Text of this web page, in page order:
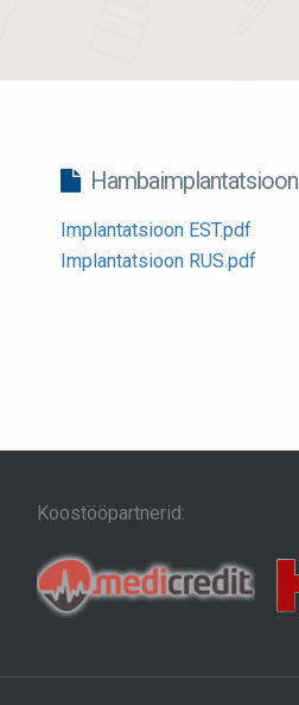
Hambaimplantatsioon
Implantatsioon EST.pdf
Implantatsioon RUS.pdf
Koostööpartnerid: